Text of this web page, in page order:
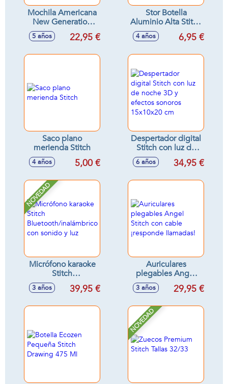
Mochila Americana
New Generation
Stitch 40x30x15 cm
5 años 22,95 €
Stor Botella
Aluminio Alta Stitch
Palms 530 Ml.
4 años 6,95 €
Saco plano
merienda Stitch
4 años 5,00 €
Despertador digital
Stitch con luz de
noche 3D y efectos
sonoros 15x10x20
6 años 34,95 €
NOVEDAD
Micrófono karaoke
Stitch
Bluetooth/inalámbrico
con sonido y luz
3 años 39,95 €
Auriculares
plegables Angel
Stitch con cable
¡responde
3 años 29,95 €
NOVEDAD